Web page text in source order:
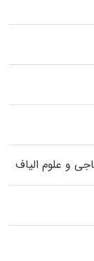
و علوم الیاف